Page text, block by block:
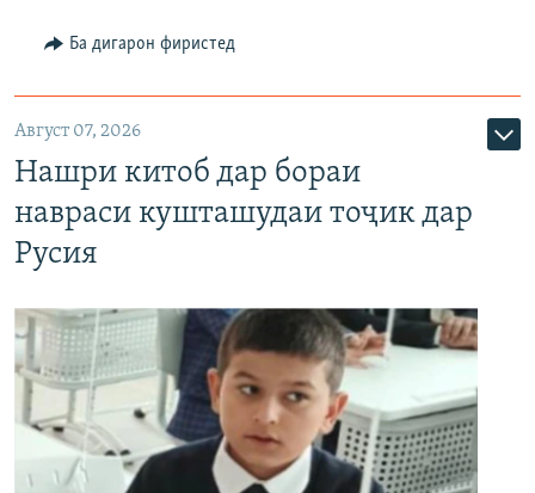
Ба дигарон фиристед
Август 07, 2026
Нашри китоб дар бораи
навраси кушташудаи тоҷик дар
Русия